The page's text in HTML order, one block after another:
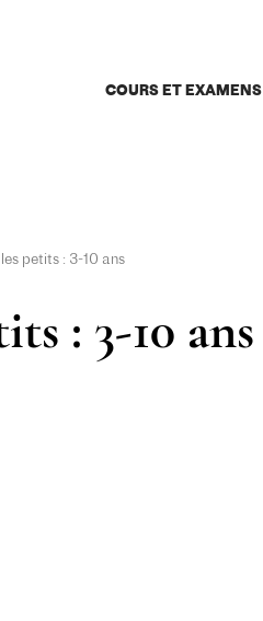
COURS ET EXAMENS
petits : 3-10 ans
: 3-10 ans